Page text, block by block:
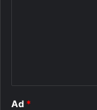
Ad *